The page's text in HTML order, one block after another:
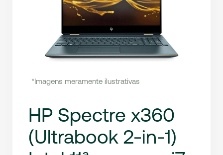
*Imagens meramente ilustrativas
HP Spectre x360
(Ultrabook 2-in-1)